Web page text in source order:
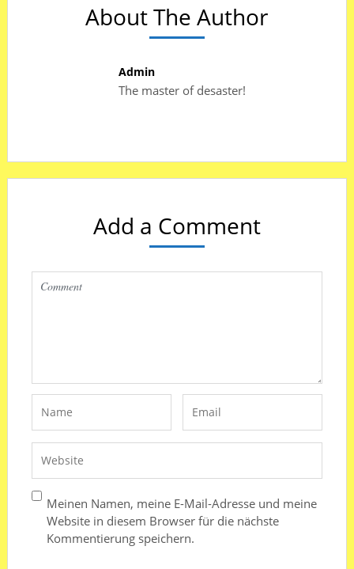
About The Author
Admin
The master of desaster!
Add a Comment
Meinen Namen, meine E-Mail-Adresse und meine
Website in diesem Browser für die nächste
Kommentierung speichern.